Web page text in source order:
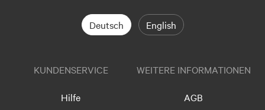
Deutsch English
KUNDENSERVICE
Hilfe
WEITERE INFORMATIONEN
AGB